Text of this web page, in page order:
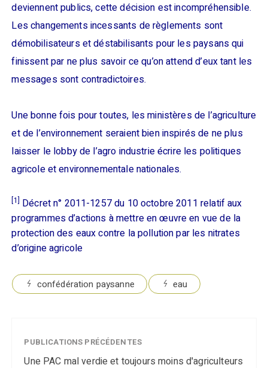
deviennent publics, cette décision est incompréhensible.
Les changements incessants de règlements sont
démobilisateurs et déstabilisants pour les paysans qui
finissent par ne plus savoir ce qu’on attend d’eux tant les
messages sont contradictoires.
Une bonne fois pour toutes, les ministères de l’agriculture
et de l’environnement seraient bien inspirés de ne plus
laisser le lobby de l’agro industrie écrire les politiques
agricole et environnementale nationales.
[1] Décret n° 2011-1257 du 10 octobre 2011 relatif aux
programmes d’actions à mettre en œuvre en vue de la
protection des eaux contre la pollution par les nitrates
d’origine agricole
confédération paysanne eau
PUBLICATIONS PRÉCÉDENTES
Une PAC mal verdie et toujours moins d'agriculteurs